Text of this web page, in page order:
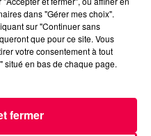
dans "Gérer mes choix".
sur "Continuer sans
que pour ce site. Vous
votre consentement à tout
situé en bas de chaque page.
fermer